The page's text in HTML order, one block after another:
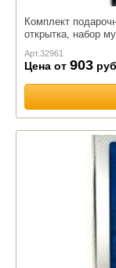
Комплект
открытка, набор
Арт.32961
Цена от 903